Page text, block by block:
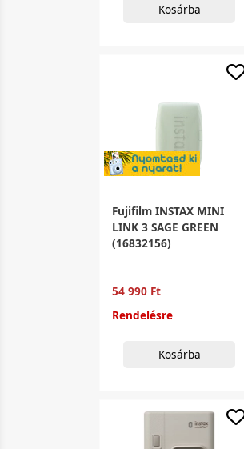
Kosárba
Fujifilm INSTAX MINI
LINK 3 SAGE GREEN
(16832156)
54 990 Ft
Rendelésre
Kosárba